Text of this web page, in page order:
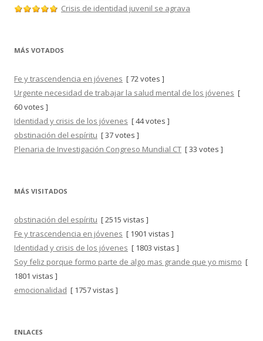
Crisis de identidad juvenil se agrava
MÁS VOTADOS
Fe y trascendencia en jóvenes [ 72 votes ]
Urgente necesidad de trabajar la salud mental de los jóvenes [
60 votes ]
Identidad y crisis de los jóvenes [ 44 votes ]
obstinación del espíritu [ 37 votes ]
Plenaria de Investigación Congreso Mundial CT [ 33 votes ]
MÁS VISITADOS
obstinación del espíritu [ 2515 vistas ]
Fe y trascendencia en jóvenes [ 1901 vistas ]
Identidad y crisis de los jóvenes [ 1803 vistas ]
Soy feliz porque formo parte de algo mas grande que yo mismo [
1801 vistas ]
emocionalidad [ 1757 vistas ]
ENLACES